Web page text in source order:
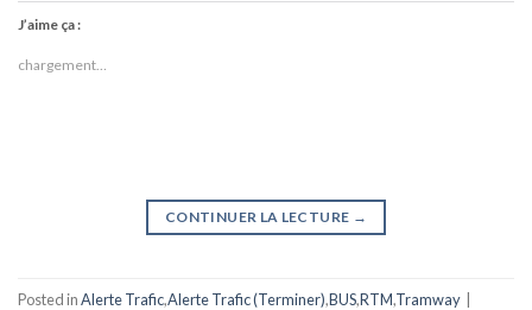
J’aime ça :
chargement…
CONTINUER LA LECTURE →
Posted inAlerte Trafic,Alerte Trafic (Terminer),BUS,RTM,Tramway